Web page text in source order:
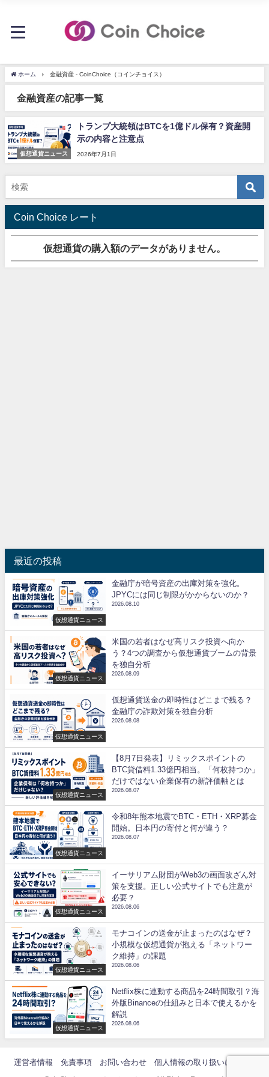
ホーム 金融資産 - CoinChoice（コインチョイス）
金融資産の記事一覧
仮想通貨ニュース
トランプ大統領はBTCを1億ドル保有？資産開
示の内容と注意点
2026年7月1日
Coin Choice レート
仮想通貨の購入額のデータがありません。
最近の投稿
仮想通貨ニュース
金融庁が暗号資産の出庫対策を強化。
JPYCには同じ制限がかからないのか？
2026.08.10
仮想通貨ニュース
米国の若者はなぜ高リスク投資へ向か
う？4つの調査から仮想通貨ブームの背景
を独自分析
2026.08.09
仮想通貨ニュース
仮想通貨送金の即時性はどこまで残る？
金融庁の詐欺対策を独自分析
2026.08.08
仮想通貨ニュース
【8月7日発表】リミックスポイントの
BTC貸借料1.33億円相当。「何枚持つか」
だけではない企業保有の新評価軸とは
2026.08.07
仮想通貨ニュース
令和8年熊本地震でBTC・ETH・XRP募金
開始。日本円の寄付と何が違う？
2026.08.07
仮想通貨ニュース
イーサリアム財団がWeb3の画面改ざん対
策を支援。正しい公式サイトでも注意が
必要？
2026.08.06
仮想通貨ニュース
モナコインの送金が止まったのはなぜ？
小規模な仮想通貨が抱える「ネットワー
ク維持」の課題
2026.08.06
仮想通貨ニュース
Netflix株に連動する商品を24時間取引？海
外版Binanceの仕組みと日本で使えるかを
解説
2026.08.06
運営者情報 免責事項 お問い合わせ 個人情報の取り扱いについて